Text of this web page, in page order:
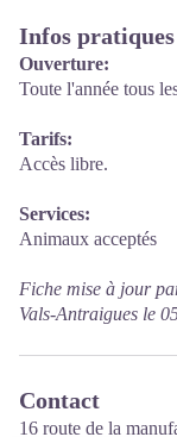
Infos pratiques
Ouverture:
Toute l'année tous
Tarifs:
Accès libre.
Services:
Animaux acceptés
Fiche mise à jour
Vals-Antraigues le
Contact
16 route de la